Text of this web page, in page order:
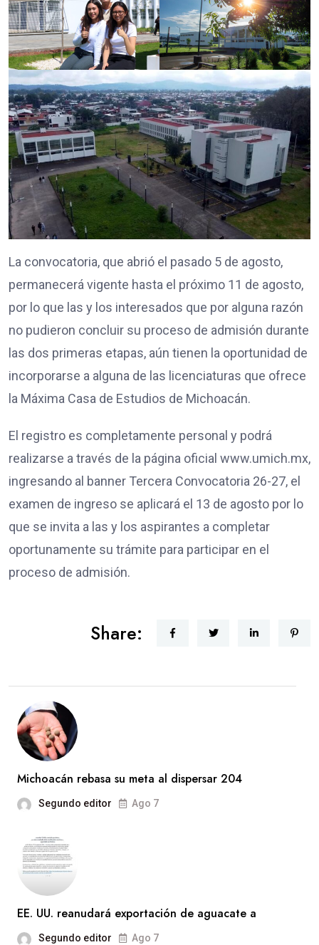
La convocatoria, que abrió el pasado 5 de agosto,
permanecerá vigente hasta el próximo 11 de agosto,
por lo que las y los interesados que por alguna razón
no pudieron concluir su proceso de admisión durante
las dos primeras etapas, aún tienen la oportunidad de
incorporarse a alguna de las licenciaturas que ofrece
la Máxima Casa de Estudios de Michoacán.
El registro es completamente personal y podrá
realizarse a través de la página oficial www.umich.mx,
ingresando al banner Tercera Convocatoria 26-27, el
examen de ingreso se aplicará el 13 de agosto por lo
que se invita a las y los aspirantes a completar
oportunamente su trámite para participar en el
proceso de admisión.
Share:
Michoacán rebasa su meta al dispersar 204
Segundo editor Ago 7
EE. UU. reanudará exportación de aguacate a
Segundo editor Ago 7